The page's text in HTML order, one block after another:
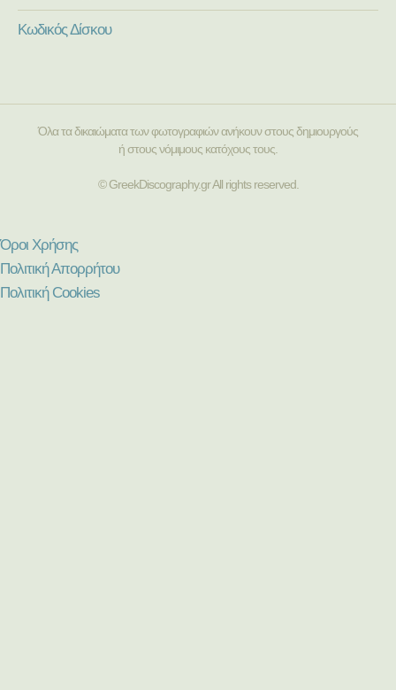
Κωδικός Δίσκου
Όλα τα δικαιώματα των φωτογραφιών ανήκουν στους δημιουργούς
ή στους νόμιμους κατόχους τους.
© GreekDiscography.gr All rights reserved.
Όροι Χρήσης
Πολιτική Απορρήτου
Πολιτική Cookies